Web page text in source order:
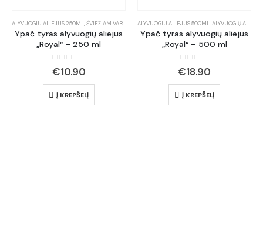
ALYVUOGIU ALIEJUS 250ML, ŠVIEŽIAM VARTOJIMUI ,UNIVERSALUS (TINKA KEPIMUI)
Ypač tyras alyvuogių aliejus
„Royal“ – 250 ml
out of 5
€10.90
Į KREPŠELĮ
ALYVUOGIU ALIEJUS 500ML, ALYVUOGIŲ ALIEJUS AKCIJA
Ypač tyras alyvuogių aliejus
„Royal“ – 500 ml
out of 5
€18.90
Į KREPŠELĮ